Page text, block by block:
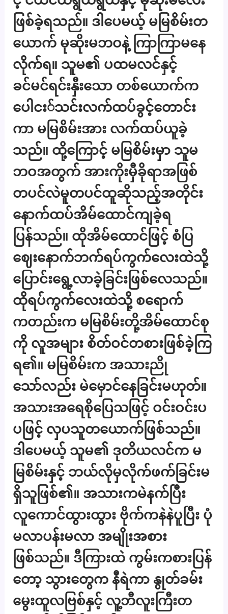
ဖြစ်ခဲ့ရသည်။ ဒါပေမယ့် မမြစိမ်းတ
ယောက် မုဆိုးမဘဝနဲ့ ကြာကြာမနေ
လိုက်ရ။ သူမ၏ ပထမလင်နှင့်
ခင်မင်ရင်းနှီးသော တစ်ယောက်က
ပေါငး်သင်းလက်ထပ်ခွင့်တောင်း
ကာ မမြစိမ်းအား လက်ထပ်ယူခဲ့
သည်။ ထို့ကြောင့် မမြစိမ်းမှာ သူမ
ဘဝအတွက် အားကိုးမှီခိုရာအဖြစ်
တပင်လဲမူတပင်ထူဆိုသည့်အတိုင်း
နောက်ထပ်အိမ်ထောင်ကျခဲ့ရ
ပြန်သည်။ ထိုအိမ်ထောင်ဖြင့် စံပြ
ဈေးနောက်ဘက်ရပ်ကွက်လေးထဲသို့
ပြောင်းရွေ့လာခဲ့ခြင်းဖြစ်လေသည်။
ထိုရပ်ကွက်လေးထဲသို့ စရောက်
ကတည်းက မမြစိမ်းတို့အိမ်ထောင်စု
ကို လူအများ စိတ်ဝင်တစားဖြစ်ခဲ့ကြ
ရ၏။ မမြစိမ်းက အသားညို
သော်လည်း မဲမှောင်နေခြင်းမဟုတ်။
အသားအရေစိုပြေသဖြင့် ဝင်းဝင်းပ
ပဖြင့် လှပသူတယောက်ဖြစ်သည်။
ဒါပေမယ့် သူမ၏ ဒုတိယလင်က မ
မြစိမ်းနှင့် ဘယ်လိုမှလိုက်ဖက်ခြင်းမ
ရှိသူဖြစ်၏။ အသားကမဲနက်ပြီး
လူကောင်ထွားထွား ဗိုက်ကနဲနဲပူပြီး ပုံ
မလာပန်းမလာ အမျိုးအစား
ဖြစ်သည်။ ဒီကြားထဲ ကွမ်းကစားပြန်
တော့ သွားတွေက နီရဲကာ နွုတ်ခမ်း
မွေးထူလဗြစ်နှင့် လူ့ဘီလူးကြီးတ